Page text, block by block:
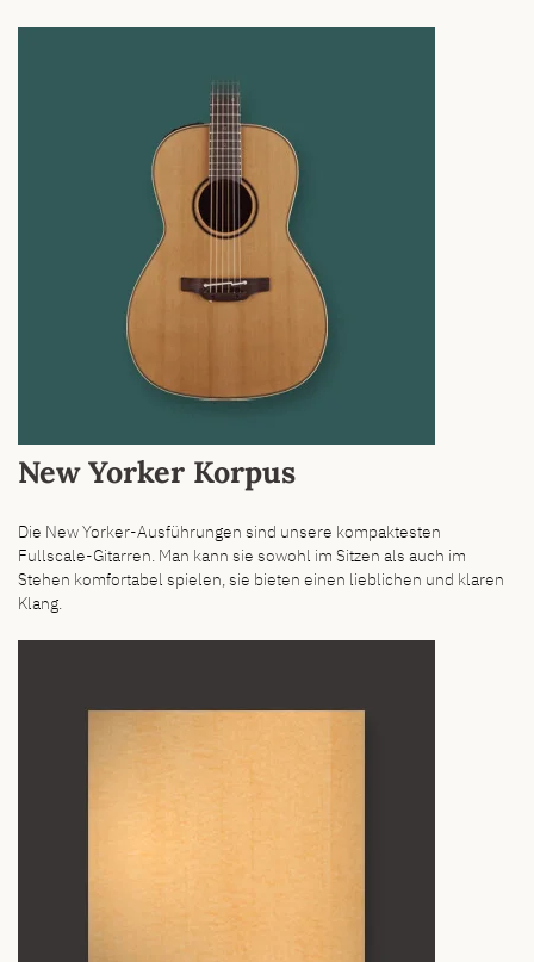
New Yorker Korpus
Die New Yorker-Ausführungen sind unsere kompaktesten
Fullscale-Gitarren. Man kann sie sowohl im Sitzen als auch im
Stehen komfortabel spielen, sie bieten einen lieblichen und klaren
Klang.